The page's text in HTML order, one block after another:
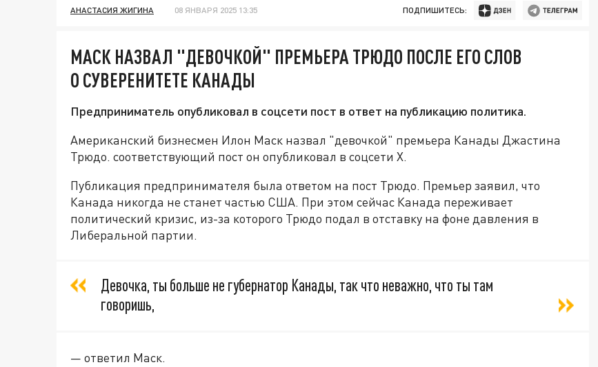
АНАСТАСИЯ ЖИГИНА 08 ЯНВАРЯ 2025 13:35 ПОДПИШИТЕСЬ:
МАСК НАЗВАЛ "ДЕВОЧКОЙ" ПРЕМЬЕРА ТРЮДО ПОСЛЕ ЕГО СЛОВ
О СУВЕРЕНИТЕТЕ КАНАДЫ
Предприниматель опубликовал в соцсети пост в ответ на публикацию политика.
Американский бизнесмен Илон Маск назвал "девочкой" премьера Канады Джастина
Трюдо. соответствующий пост он опубликовал в соцсети Х.
Публикация предпринимателя была ответом на пост Трюдо. Премьер заявил, что
Канада никогда не станет частью США. При этом сейчас Канада переживает
политический кризис, из-за которого Трюдо подал в отставку на фоне давления в
Либеральной партии.
Девочка, ты больше не губернатор Канады, так что неважно, что ты там
говоришь,
— ответил Маск.